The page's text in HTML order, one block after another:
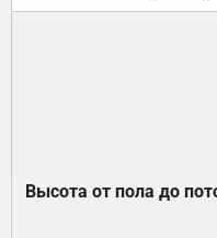
Высота от пола до